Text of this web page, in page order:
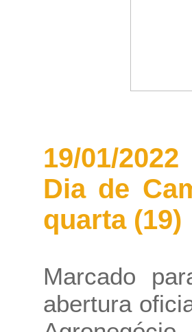
19/01/2022
Dia de
quarta (19)
Marcado
abertura